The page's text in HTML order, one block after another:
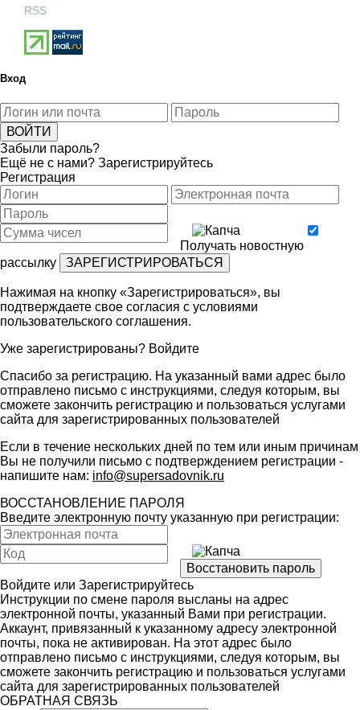
RSS
Вход
Забыли пароль?
Ещё не с нами? Зарегистрируйтесь
Регистрация
Получать новостную
рассылку
Нажимая на кнопку «Зарегистрироваться», вы
подтверждаете свое согласия с условиями
пользовательского соглашения.
Уже зарегистрированы? Войдите
Спасибо за регистрацию. На указанный вами адрес было
отправлено письмо с инструкциями, следуя которым, вы
сможете закончить регистрацию и пользоваться услугами
сайта для зарегистрированных пользователей
Если в течение нескольких дней по тем или иным причинам
Вы не получили письмо с подтверждением регистрации -
напишите нам: info@supersadovnik.ru
ВОССТАНОВЛЕНИЕ ПАРОЛЯ
Введите электронную почту указанную при регистрации:
Войдите или Зарегистрируйтесь
Инструкции по смене пароля высланы на адрес
электронной почты, указанный Вами при регистрации.
Аккаунт, привязанный к указанному адресу электронной
почты, пока не активирован. На этот адрес было
отправлено письмо с инструкциями, следуя которым, вы
сможете закончить регистрацию и пользоваться услугами
сайта для зарегистрированных пользователей
ОБРАТНАЯ СВЯЗЬ